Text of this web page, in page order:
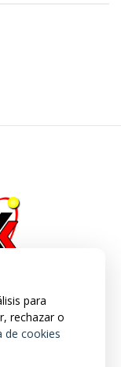
para
rechazar o
de cookies